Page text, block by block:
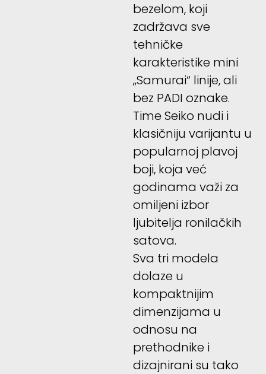
bezelom, koji
zadržava sve
tehničke
karakteristike mini
„Samurai“ linije, ali
bez PADI oznake.
Time Seiko nudi i
klasičniju varijantu u
popularnoj plavoj
boji, koja već
godinama važi za
omiljeni izbor
ljubitelja ronilačkih
satova.
Sva tri modela
dolaze u
kompaktnijim
dimenzijama u
odnosu na
prethodnike i
dizajnirani su tako